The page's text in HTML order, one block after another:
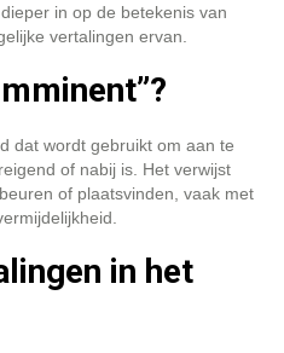
in op de betekenis van
vertalingen ervan.
dat wordt gebruikt om aan te
of nabij is. Het verwijst
of plaatsvinden, vaak met
in het